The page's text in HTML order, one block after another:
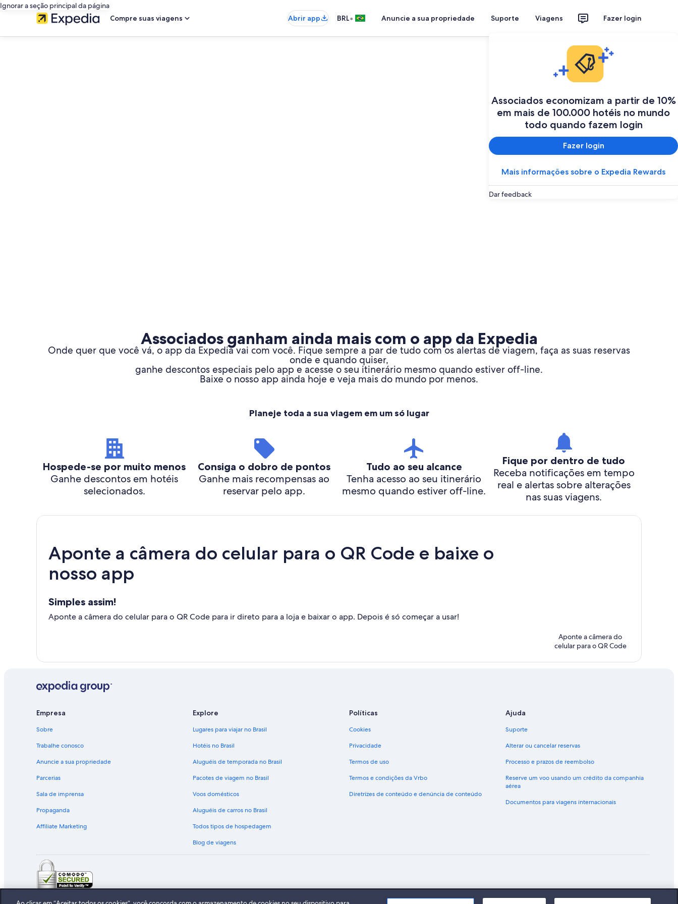
Ignorar a seção principal da página
Compre suas viagens
Abrir app BRL• Anuncie a sua propriedade Suporte Viagens Fazer login
Associados economizam a partir de 10%
em mais de 100.000 hotéis no mundo
todo quando fazem login
Fazer login
Mais informações sobre o Expedia Rewards
Dar feedback
Associados ganham ainda mais com o app da Expedia
Onde quer que você vá, o app da Expedia vai com você. Fique sempre a par de tudo com os alertas de viagem, faça as suas reservas
onde e quando quiser,
ganhe descontos especiais pelo app e acesse o seu itinerário mesmo quando estiver off-line.
Baixe o nosso app ainda hoje e veja mais do mundo por menos.
Planeje toda a sua viagem em um só lugar
Hospede-se por muito menos
Ganhe descontos em hotéis
selecionados.
Consiga o dobro de pontos
Ganhe mais recompensas ao
reservar pelo app.
Tudo ao seu alcance
Tenha acesso ao seu itinerário
mesmo quando estiver off-line.
Fique por dentro de tudo
Receba notificações em tempo
real e alertas sobre alterações
nas suas viagens.
Aponte a câmera do celular para o QR Code e baixe o
nosso app
Simples assim!
Aponte a câmera do celular para o QR Code para ir direto para a loja e baixar o app. Depois é só começar a usar!
Aponte a câmera do
celular para o QR Code
Empresa
Sobre
Trabalhe conosco
Anuncie a sua propriedade
Parcerias
Sala de imprensa
Propaganda
Affiliate Marketing
Explore
Lugares para viajar no Brasil
Hotéis no Brasil
Aluguéis de temporada no Brasil
Pacotes de viagem no Brasil
Voos domésticos
Aluguéis de carros no Brasil
Todos tipos de hospedagem
Blog de viagens
Políticas
Cookies
Privacidade
Termos de uso
Termos e condições da Vrbo
Diretrizes de conteúdo e denúncia de conteúdo
Ajuda
Suporte
Alterar ou cancelar reservas
Processo e prazos de reembolso
Reserve um voo usando um crédito da companhia
aérea
Documentos para viagens internacionais
© 2026 Expedia, Inc., uma empresa do Expedia Group. Todos os direitos reservados Expedia e o logotipo da Expedia são marcas registradas da Expedia, Inc.